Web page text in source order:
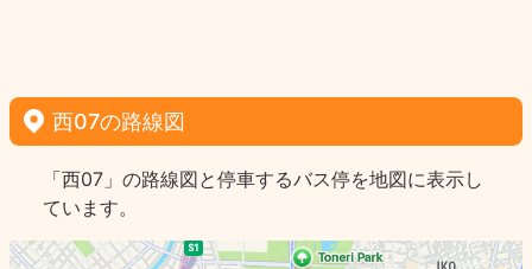
西07の路線図
「西07」の路線図と停車するバス停を地図に表示し
ています。